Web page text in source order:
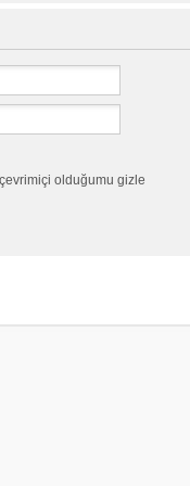
olduğumu gizle